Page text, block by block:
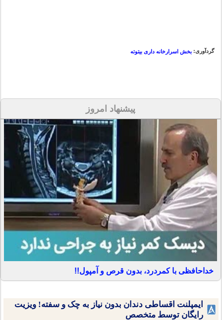
گردآوری: بخش اسرارخانه داری بیتوته
پیشنهاد امروز
خداحافظی با کمردرد، بدون قرص و آمپول!!
ایمپلنت اقساطی دندان بدون نیاز به چک و سفته! ویزیت
رایگان توسط متخصص